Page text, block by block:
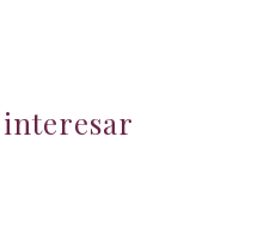
interesar